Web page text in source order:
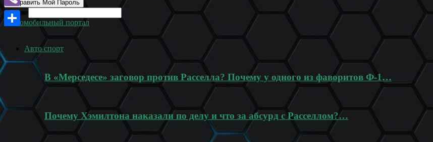
Поиск
Автомобильный портал
Авто спорт
В «Мерседесе» заговор против Расселла? Почему у одного из фаворитов Ф-1…
Почему Хэмилтона наказали по делу и что за абсурд с Расселлом?…
Viber